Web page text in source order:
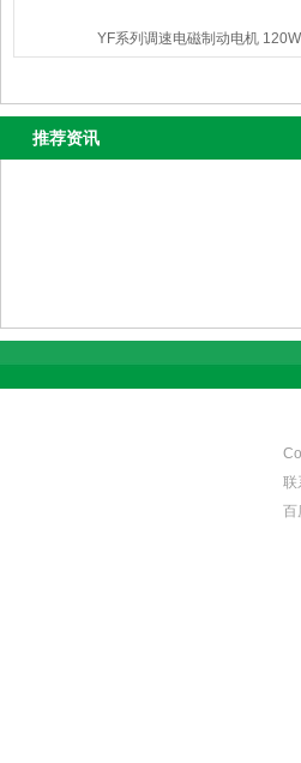
YF系列调速电磁制动电机 120W
推荐资讯
联
百